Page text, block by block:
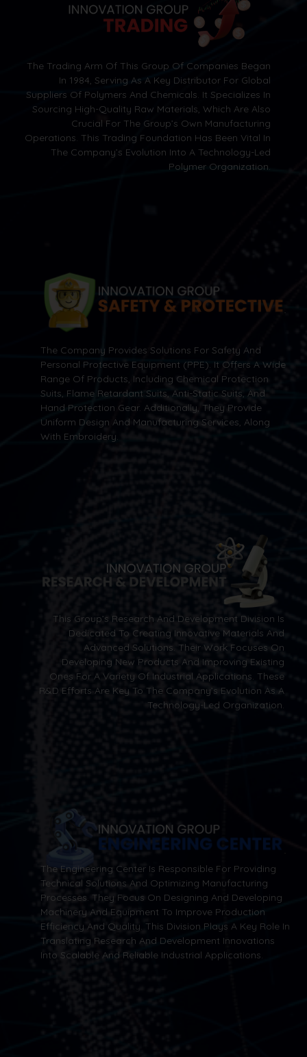
The Trading Arm Of This Group Of Companies Began
In 1984, Serving As A Key Distributor For Global
Suppliers Of Polymers And Chemicals. It Specializes In
Sourcing High-Quality Raw Materials, Which Are Also
Crucial For The Group’s Own Manufacturing
Operations. This Trading Foundation Has Been Vital In
The Company’s Evolution Into A Technology-Led
Polymer Organization.
The Company Provides Solutions For Safety And
Personal Protective Equipment (PPE). It Offers A Wide
Range Of Products, Including Chemical Protection
Suits, Flame Retardant Suits, Anti-Static Suits, And
Hand Protection Gear. Additionally, They Provide
Uniform Design And Manufacturing Services, Along
With Embroidery.
This Group’s Research And Development Division Is
Dedicated To Creating Innovative Materials And
Advanced Solutions. Their Work Focuses On
Developing New Products And Improving Existing
Ones For A Variety Of Industrial Applications. These
R&D Efforts Are Key To The Company’s Evolution As A
Technology-Led Organization.
The Engineering Center Is Responsible For Providing
Technical Solutions And Optimizing Manufacturing
Processes. They Focus On Designing And Developing
Machinery And Equipment To Improve Production
Efficiency And Quality. This Division Plays A Key Role In
Translating Research And Development Innovations
Into Scalable And Reliable Industrial Applications.